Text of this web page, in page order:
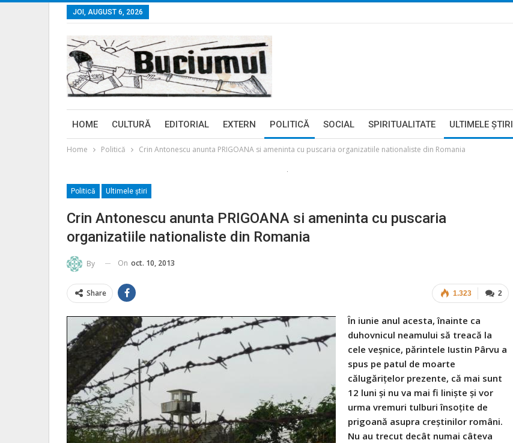
JOI, AUGUST 6, 2026
HOME CULTURĂ EDITORIAL EXTERN POLITICĂ SOCIAL SPIRITUALITATE ULTIMELE ŞTIRI
Home Politică Crin Antonescu anunta PRIGOANA si ameninta cu puscaria organizatiile nationaliste din Romania
Politică Ultimele ştiri
Crin Antonescu anunta PRIGOANA si ameninta cu puscaria
organizatiile nationaliste din Romania
By On oct. 10, 2013
2
1.323
Share
În iunie anul acesta, înainte ca
duhovnicul neamului să treacă la
cele veşnice, părintele Iustin Pârvu a
spus pe patul de moarte
călugăriţelor prezente, că mai sunt
12 luni şi nu va mai fi linişte şi vor
urma vremuri tulburi însoţite de
prigoană asupra creştinilor români.
Nu au trecut decât numai câteva